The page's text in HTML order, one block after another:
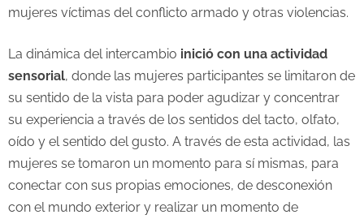
mujeres víctimas del conflicto armado y otras violencias.
La dinámica del intercambio inició con una actividad
sensorial, donde las mujeres participantes se limitaron de
su sentido de la vista para poder agudizar y concentrar
su experiencia a través de los sentidos del tacto, olfato,
oído y el sentido del gusto. A través de esta actividad, las
mujeres se tomaron un momento para sí mismas, para
conectar con sus propias emociones, de desconexión
con el mundo exterior y realizar un momento de